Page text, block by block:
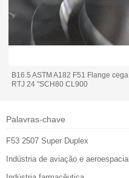
B16.5 ASTM A182 F51 Flange cega
RTJ 24 "SCH80 CL900
Palavras-chave
F53 2507 Super Duplex
Indústria de aviação e aeroespacial